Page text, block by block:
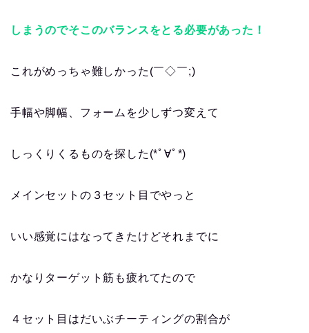
しまうのでそこのバランスをとる必要があった！
これがめっちゃ難しかった(￣◇￣;)
手幅や脚幅、フォームを少しずつ変えて
しっくりくるものを探した(*ﾟ∀ﾟ*)
メインセットの３セット目でやっと
いい感覚にはなってきたけどそれまでに
かなりターゲット筋も疲れてたので
４セット目はだいぶチーティングの割合が